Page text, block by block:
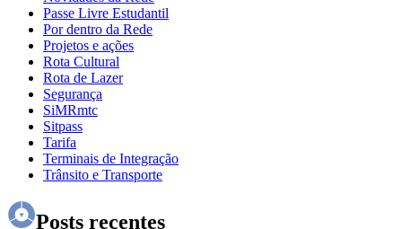
Passe Livre Estudantil
Por dentro da Rede
Projetos e ações
Rota Cultural
Rota de Lazer
Segurança
SiMRmtc
Sitpass
Tarifa
Terminais de Integração
Trânsito e Transporte
Posts recentes